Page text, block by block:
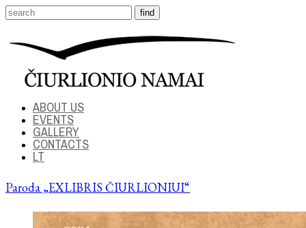
ABOUT US
EVENTS
GALLERY
CONTACTS
LT
Paroda „EXLIBRIS ČIURLIONIUI“